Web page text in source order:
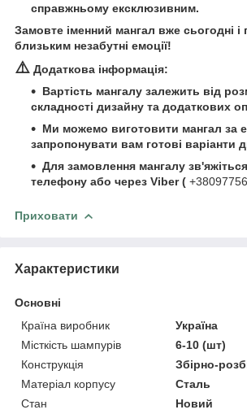
справжньому ексклюзивним.
Замовте іменний мангал вже сьогодні і
близьким незабутні емоції!
⚠️ Додаткова інформація:
Вартість мангалу залежить від
складності дизайну та додаткових
Ми можемо виготовити мангал за
запропонувати вам готові варіанти
Для замовлення мангалу
телефону або через Viber (
Приховати
Характеристики
Основні
Країна виробник
Україна
Місткість шампурів
6-10 (шт)
Конструкція
Збірно-
Матеріал корпусу
Сталь
Стан
Новий